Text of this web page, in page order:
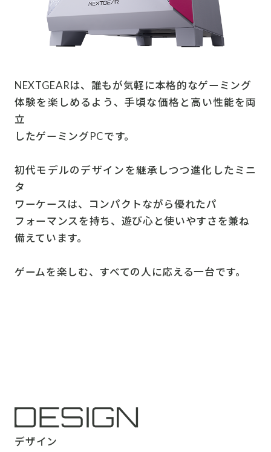
NEXTGEARは、誰もが気軽に本格的なゲーミング
体験を楽しめるよう、手頃な価格と高い性能を両
立
したゲーミングPCです。
初代モデルのデザインを継承しつつ進化したミニ
タ
ワーケースは、コンパクトながら優れたパ
フォーマンスを持ち、遊び心と使いやすさを兼ね
備えています。
ゲームを楽しむ、すべての人に応える一台です。
デザイン